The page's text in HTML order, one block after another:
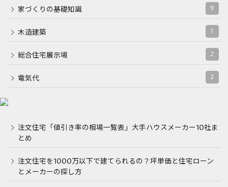
家づくりの基礎知識 9
木造建築 1
総合住宅展示場 2
電気代 2
注文住宅「値引き率の相場一覧表」大手ハウスメーカー10社ま
とめ
注文住宅を1000万以下で建てられるの？坪単価と住宅ローン
とメーカーの探し方